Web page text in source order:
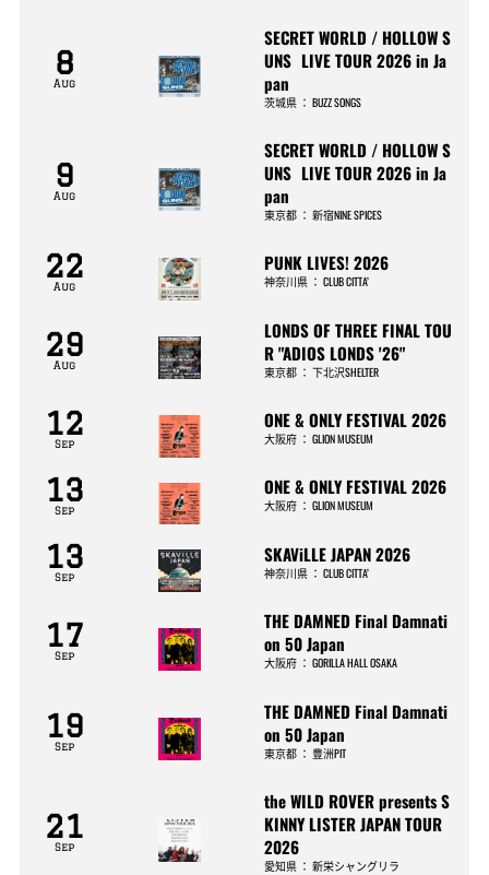
8
Aug
SECRET WORLD / HOLLOW S
UNS LIVE TOUR 2026 in Ja
pan
茨城県 ：BUZZ SONGS
9
Aug
SECRET WORLD / HOLLOW S
UNS LIVE TOUR 2026 in Ja
pan
東京都 ：新宿NINE SPICES
22
Aug
PUNK LIVES! 2026
神奈川県 ：CLUB CITTA’
29
Aug
LONDS OF THREE FINAL TOU
R "ADIOS LONDS '26"
東京都 ：下北沢SHELTER
12
Sep
ONE & ONLY FESTIVAL 2026
大阪府 ：GLION MUSEUM
13
Sep
ONE & ONLY FESTIVAL 2026
大阪府 ：GLION MUSEUM
13
Sep
SKAViLLE JAPAN 2026
神奈川県 ：CLUB CITTA’
17
Sep
THE DAMNED Final Damnati
on 50 Japan
大阪府 ：GORILLA HALL OSAKA
19
Sep
THE DAMNED Final Damnati
on 50 Japan
東京都 ：豊洲PIT
21
Sep
the WILD ROVER presents S
KINNY LISTER JAPAN TOUR
2026
愛知県 ：新栄シャングリラ